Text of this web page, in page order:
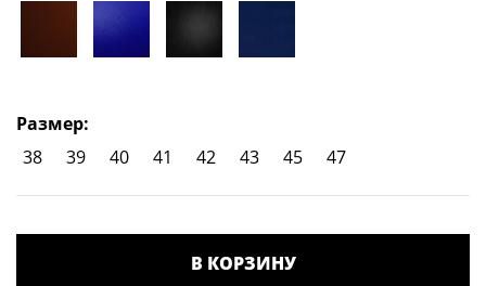
Размер:
38
39 40 41 42 43 45 47
В КОРЗИНУ